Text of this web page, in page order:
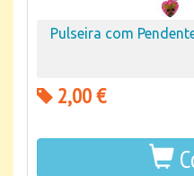
Pulseira com
2,00 €